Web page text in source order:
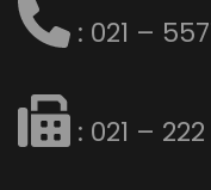
: 021 –
: 021 –